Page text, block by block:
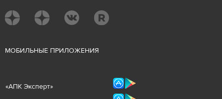
МОБИЛЬНЫЕ ПРИЛОЖЕНИЯ
«АПК Эксперт»